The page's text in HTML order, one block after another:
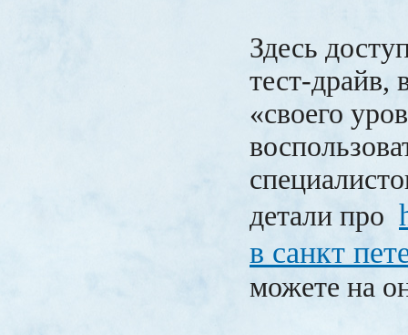
Здесь
тест-драйв,
«своего
детали про
в санкт
можете на